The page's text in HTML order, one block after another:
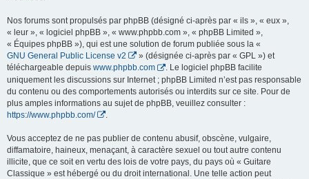
Nos forums sont propulsés par phpBB (désigné ci-après par « ils », « eux »,
« leur », « logiciel phpBB », « www.phpbb.com », « phpBB Limited »,
« Équipes phpBB »), qui est une solution de forum publiée sous la «
GNU General Public License v2
» (désignée ci-après par « GPL ») et
téléchargeable depuis www.phpbb.com
. Le logiciel phpBB facilite
uniquement les discussions sur Internet ; phpBB Limited n’est pas responsable
du contenu ou des comportements autorisés ou interdits sur ce site. Pour de
plus amples informations au sujet de phpBB, veuillez consulter :
https://www.phpbb.com/
Vous acceptez de ne pas publier de contenu abusif, obscène, vulgaire,
diffamatoire, haineux, menaçant, à caractère sexuel ou tout autre contenu
illicite, que ce soit en vertu des lois de votre pays, du pays où « Guitare
Classique » est hébergé ou du droit international. Une telle action peut